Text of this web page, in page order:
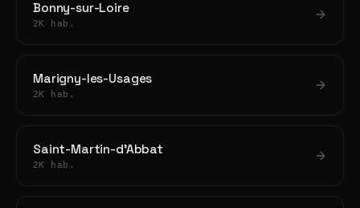
Bonny-sur-Loire
2K hab.
Marigny-les-Usages
2K hab.
Saint-Martin-d'Abbat
2K hab.